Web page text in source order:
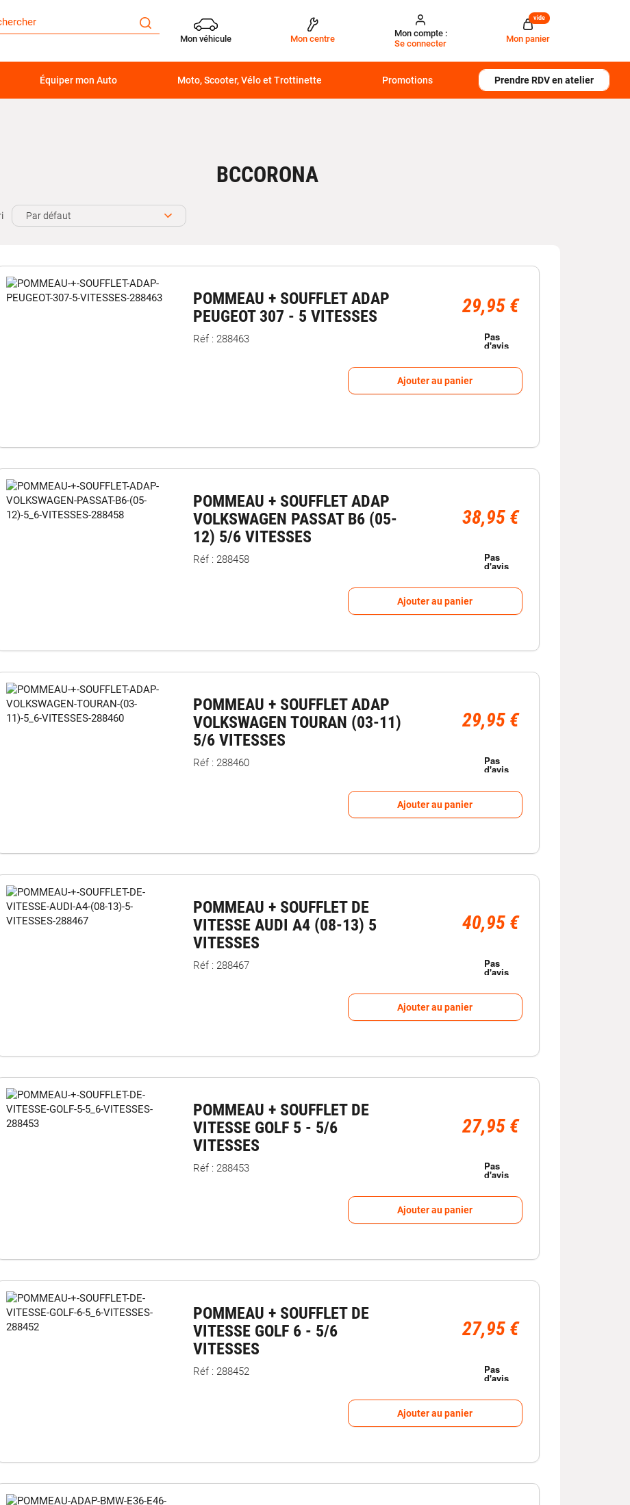
Mon véhicule Mon centre
Mon compte :
Se connecter
Mon panier
vide
Équiper mon Auto Moto, Scooter, Vélo et Trottinette Promotions Prendre RDV en atelier
BCCORONA
Par défaut
POMMEAU + SOUFFLET ADAP
PEUGEOT 307 - 5 VITESSES
29,95 €
Réf : 288463
Ajouter au panier
POMMEAU + SOUFFLET ADAP
VOLKSWAGEN PASSAT B6 (05-
12) 5/6 VITESSES
38,95 €
Réf : 288458
Ajouter au panier
POMMEAU + SOUFFLET ADAP
VOLKSWAGEN TOURAN (03-11)
5/6 VITESSES
29,95 €
Réf : 288460
Ajouter au panier
POMMEAU + SOUFFLET DE
VITESSE AUDI A4 (08-13) 5
VITESSES
40,95 €
Réf : 288467
Ajouter au panier
POMMEAU + SOUFFLET DE
VITESSE GOLF 5 - 5/6
VITESSES
27,95 €
Réf : 288453
Ajouter au panier
POMMEAU + SOUFFLET DE
VITESSE GOLF 6 - 5/6
VITESSES
27,95 €
Réf : 288452
Ajouter au panier